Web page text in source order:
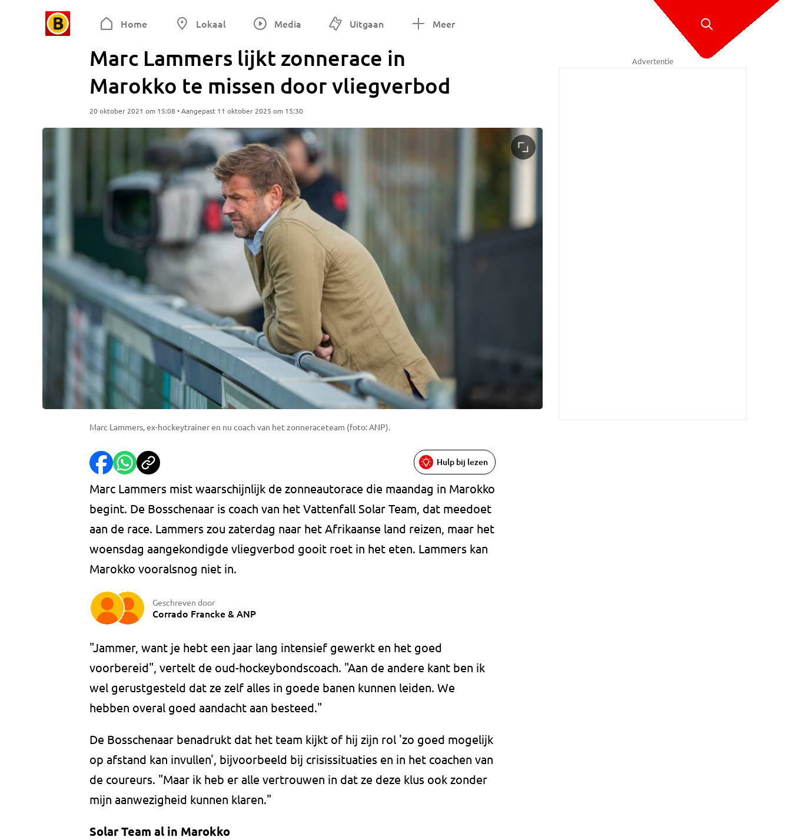
Home Lokaal Media Uitgaan Meer
Marc Lammers lijkt zonnerace in
Marokko te missen door vliegverbod
20 oktober 2021 om 15:08 • Aangepast 11 oktober 2025 om 15:30
Marc Lammers, ex-hockeytrainer en nu coach van het zonneraceteam (foto: ANP).
Hulp bij lezen
Marc Lammers mist waarschijnlijk de zonneautorace die maandag in Marokko
begint. De Bosschenaar is coach van het Vattenfall Solar Team, dat meedoet
aan de race. Lammers zou zaterdag naar het Afrikaanse land reizen, maar het
woensdag aangekondigde vliegverbod gooit roet in het eten. Lammers kan
Marokko vooralsnog niet in.
Geschreven door
Corrado Francke& ANP
"Jammer, want je hebt een jaar lang intensief gewerkt en het goed
voorbereid", vertelt de oud-hockeybondscoach. "Aan de andere kant ben ik
wel gerustgesteld dat ze zelf alles in goede banen kunnen leiden. We
hebben overal goed aandacht aan besteed."
De Bosschenaar benadrukt dat het team kijkt of hij zijn rol 'zo goed mogelijk
op afstand kan invullen', bijvoorbeeld bij crisissituaties en in het coachen van
de coureurs. "Maar ik heb er alle vertrouwen in dat ze deze klus ook zonder
mijn aanwezigheid kunnen klaren."
Solar Team al in Marokko
Advertentie